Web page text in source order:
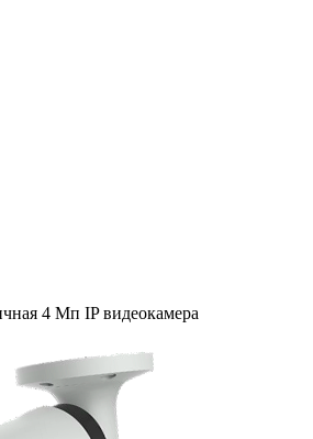
4 Мп IP видеокамера